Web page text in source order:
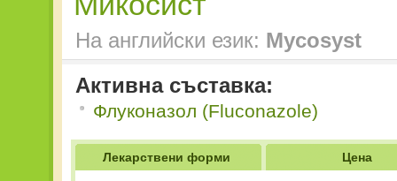
На английски език: Mycosyst
Активна съставка:
Флуконазол (Fluconazole)
Лекарствени форми Цена